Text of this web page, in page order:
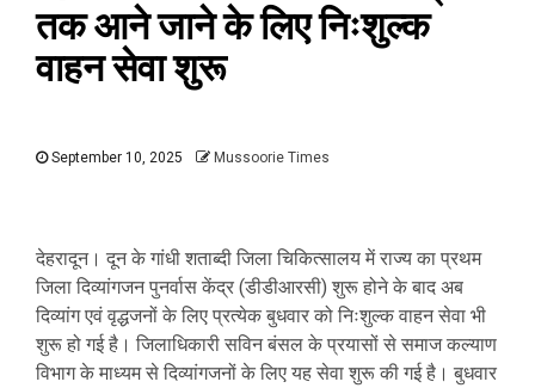
तक आने जाने के लिए निःशुल्क
वाहन सेवा शुरू
September 10, 2025 Mussoorie Times
देहरादून। दून के गांधी शताब्दी जिला चिकित्सालय में राज्य का प्रथम
जिला दिव्यांगजन पुनर्वास केंद्र (डीडीआरसी) शुरू होने के बाद अब
दिव्यांग एवं वृद्धजनों के लिए प्रत्येक बुधवार को निःशुल्क वाहन सेवा भी
शुरू हो गई है। जिलाधिकारी सविन बंसल के प्रयासों से समाज कल्याण
विभाग के माध्यम से दिव्यांगजनों के लिए यह सेवा शुरू की गई है। बुधवार